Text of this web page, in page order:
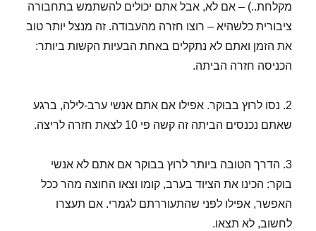
מקלחת..) – אם לא, אבל אתם יכולים להשתמש בתחבורה
ציבורית כלשהיא – רוצו חזרה מהעבודה. זה מנצל יותר טוב
את הזמן ואתם לא נתקלים באחת הבעיות הקשות ביותר:
הכניסה חזרה הביתה.
2. נסו לרוץ בבוקר. אפילו אם אתם אנשי ערב-לילה, ברגע
שאתם נכנסים הביתה זה קשה פי 10 לצאת חזרה לריצה.
3. הדרך הטובה ביותר לרוץ בבוקר אם אתם לא אנשי
בוקר: הכינו את הציוד בערב, קומו וצאו החוצה מהר ככל
האפשר, אפילו לפני שהתעוררתם לגמרי. אם תעצרו
לחשוב, לא תצאו.